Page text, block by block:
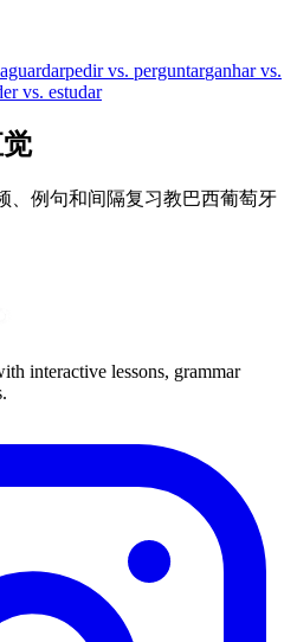
pedir vs. perguntarganhar vs.
vs. estudar
、例句和间隔复习教巴西葡萄牙
interactive lessons, grammar